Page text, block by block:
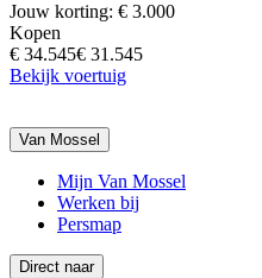
Jouw korting: € 3.000
Kopen
€ 34.545€ 31.545
Bekijk voertuig
Van Mossel
Mijn Van Mossel
Werken bij
Persmap
Direct naar